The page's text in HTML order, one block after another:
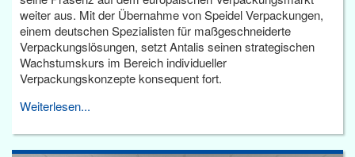
weiter aus. Mit der Übernahme von Speidel Verpackungen,
einem deutschen Spezialisten für maßgeschneiderte
Verpackungslösungen, setzt Antalis seinen strategischen
Wachstumskurs im Bereich individueller
Verpackungskonzepte konsequent fort.
Weiterlesen...